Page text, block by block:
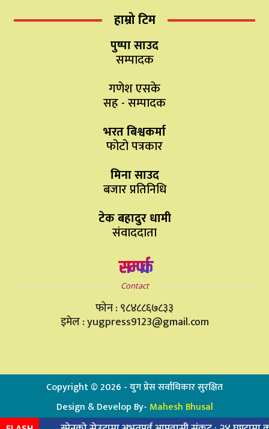
हाम्रो टिम
पुष्पा साउद
सम्पादक
गणेश एसके
सह - सम्पादक
भरत बिश्वकर्मा
फोटो पत्रकार
मिना साउद
बजार प्रतिनिधि
टेक बहादुर धामी
संवाददाता
सम्पर्क
Contact
फोन : ९८४८८६७८३३
इमेल : yugpress9123@gmail.com
Copyright ©2026 - युग प्रेस सर्वाधिकार सुरक्षित
Design & Develop By- Mahesh Bhusal